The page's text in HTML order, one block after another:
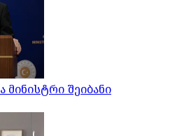
მინისტრი შეიბანი